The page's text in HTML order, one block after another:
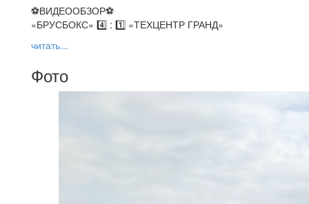
⚽️ВИДЕООБЗОР⚽️
«БРУСБОКС» 4️⃣ : 1️⃣ «ТЕХЦЕНТР ГРАНД»
читать...
Фото